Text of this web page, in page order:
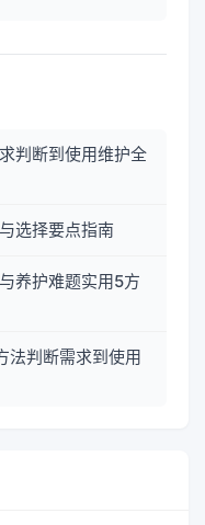
判断到使用维护全
选择要点指南
养护难题实用5方
法判断需求到使用